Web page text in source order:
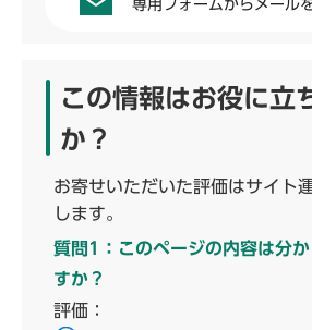
専用フォームからメール
この情報はお役に立
か？
お寄せいただいた評価はサイト
します。
質問1：このページの内容は分
すか？
評価：